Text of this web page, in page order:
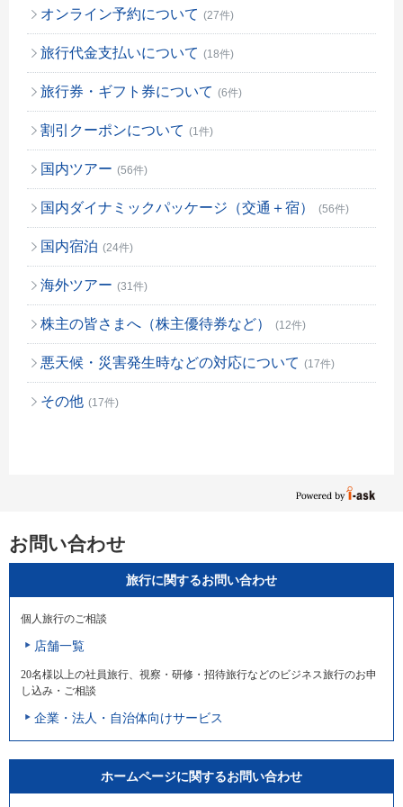
オンライン予約について (27件)
旅行代金支払いについて (18件)
旅行券・ギフト券について (6件)
割引クーポンについて (1件)
国内ツアー (56件)
国内ダイナミックパッケージ（交通＋宿） (56件)
国内宿泊 (24件)
海外ツアー (31件)
株主の皆さまへ（株主優待券など） (12件)
悪天候・災害発生時などの対応について (17件)
その他 (17件)
お問い合わせ
旅行に関するお問い合わせ
個人旅行のご相談
店舗一覧
20名様以上の社員旅行、視察・研修・招待旅行などのビジネス旅行のお申
し込み・ご相談
企業・法人・自治体向けサービス
ホームページに関するお問い合わせ